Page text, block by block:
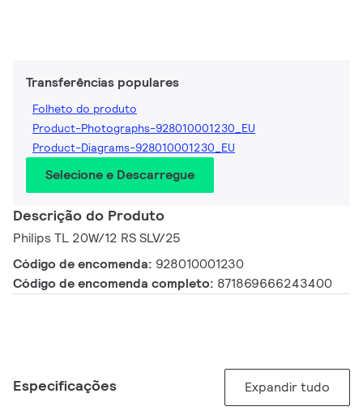
Transferências populares
Folheto do produto
Product-Photographs-928010001230_EU
Product-Diagrams-928010001230_EU
Selecione e Descarregue
Descrição do Produto
Philips TL 20W/12 RS SLV/25
Código de encomenda: 928010001230
Código de encomenda completo: 871869666243400
Especificações Expandir tudo